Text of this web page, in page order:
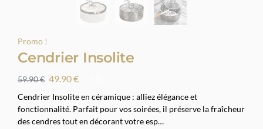
Promo !
Cendrier Insolite
59.90€ 49.90€
Cendrier Insolite en céramique : alliez élégance et
fonctionnalité. Parfait pour vos soirées, il préserve la fraîcheur
des cendres tout en décorant votre esp…